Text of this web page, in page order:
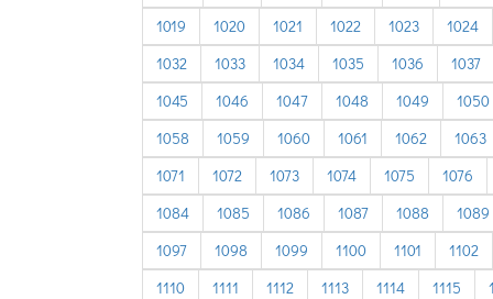
1019
1020 1021 1022 1023
1024
1032
1033 1034 1035 1036
1037
1045
1046 1047 1048 1049
1050
1058
1059 1060 1061 1062
1063
1071
1072 1073 1074 1075
1076
1084
1085 1086 1087 1088
1089
1097
1098 1099 1100 1101
1102
1110
1111 1112 1113 1114 1115